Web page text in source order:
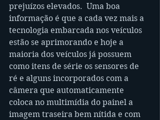
prejuízos elevados.  Uma boa
informação é que a cada vez mais a
tecnologia embarcada nos veículos
estão se aprimorando e hoje a
maioria dos veículos já possuem
como itens de série os sensores de
ré e alguns incorporados com a
câmera que automaticamente
coloca no multimídia do painel a
imagem traseira bem nítida e com